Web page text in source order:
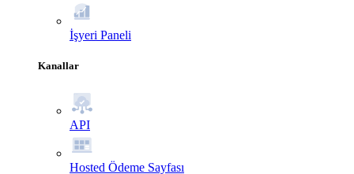
İşyeri Paneli
Kanallar
API
Hosted Ödeme Sayfası